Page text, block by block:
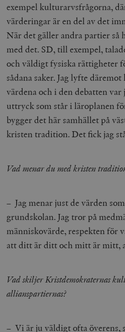
exempel kulturarvsfrågorna,
värderingar är en del av det
När det gäller andra partier så
med det. SD, till exempel,
och väldigt fysiska rättigheter
sådana saker. Jag lyfte
värdena och i den debatten
uttryck som står i läroplanen
bygger det här samhället på
kristen tradition. Det fick jag
Vad menar du med kristen
– Jag menar just de värden
grundskolan. Jag tror på
människovärde, respekten för
att ditt är ditt och mitt är mitt,
Vad skiljer Kristdemokraternas
allianspartiernas?
– Vi är ju väldigt ofta överens,